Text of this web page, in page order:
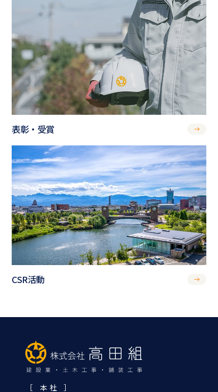
表彰・受賞
CSR活動
［ 本 社 ］